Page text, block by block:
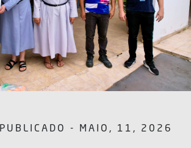
PUBLICADO - MAIO, 11, 2026